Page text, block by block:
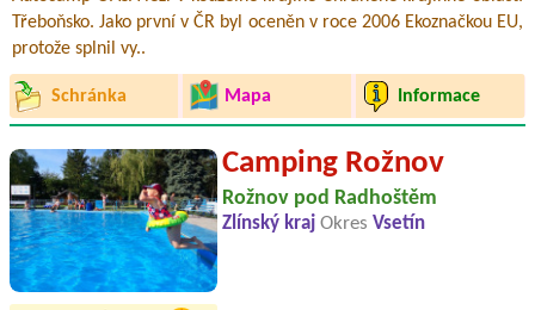
Třeboňsko. Jako první v ČR byl oceněn v roce 2006 Ekoznačkou EU,
protože splnil vy..
Schránka Mapa Informace
Camping Rožnov
Rožnov pod Radhoštěm
Zlínský kraj Okres Vsetín